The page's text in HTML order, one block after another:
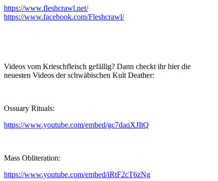
https://www.fleshcrawl.net/
https://www.facebook.com/Fleshcrawl/
Videos vom Krieschfleisch gefällig? Dann checkt ihr hier die
neuesten Videos der schwäbischen Kult Deather:
Ossuary Rituals:
https://www.youtube.com/embed/gc7daqXJItQ
Mass Obliteration:
https://www.youtube.com/embed/iRtF2cT6zNg